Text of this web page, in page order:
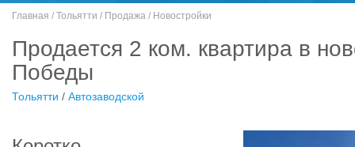
Главная / Тольятти / Продажа / Новостройки
Продается 2 ком. квартира в
Победы
Тольятти / Автозаводской